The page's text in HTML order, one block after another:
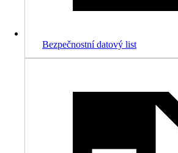
Bezpečnostní datový list